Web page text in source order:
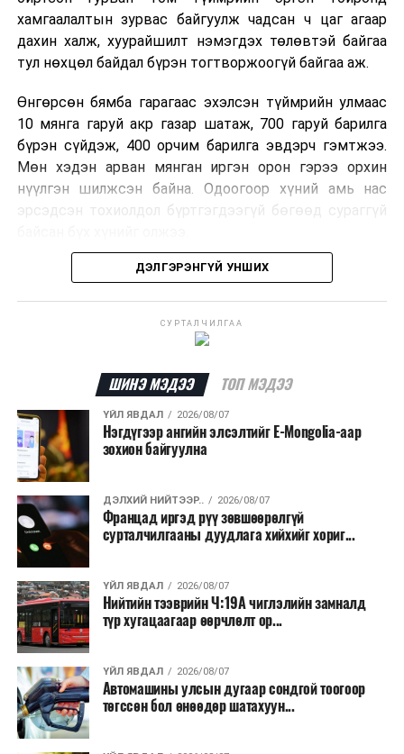
хамгаалалтын зурвас байгуулж чадсан ч цаг агаар
дахин халж, хуурайшилт нэмэгдэх төлөвтэй байгаа
тул нөхцөл байдал бүрэн тогтворжоогүй байгаа аж.
Өнгөрсөн бямба гарагаас эхэлсэн түймрийн улмаас
10 мянга гаруй акр газар шатаж, 700 гаруй барилга
бүрэн сүйдэж, 400 орчим барилга эвдэрч гэмтжээ.
Мөн хэдэн арван мянган иргэн орон гэрээ орхин
нүүлгэн шилжсэн байна. Одоогоор хүний амь нас
эрсэдсэн тохиолдол бүртгэгдээгүй бөгөөд сураггүй
Албаныхны мэдээлснээр түймрийн нэг голомтыг
шатаасан гэх үндэслэлээр эрүүгийн хэрэг үүсгэн
шалтгааныг үргэлжлүүлэн тогтоож байгаа бөгөөд
аянгын улмаас үүсээгүй гэж үзэж байгаа аж.
Одоогоор АНУ даяар 13 мужид 90 гаруй томоохон ой,
хээрийн түймэр идэвхтэй үргэлжилж байгаагийн
талаас илүү нь Орегон болон Вашингтон мужид
бүртгэгдсэн байна. Цаг уурын байгууллагууд ойрын
өдрүүдэд агаарын температур дахин огцом
нэмэгдэж, хуурайшилт эрчимжих төлөвтэй байгааг
анхааруулсан бөгөөд энэ нь гал унтраах ажиллагаанд
шинэ сорилт учруулж болзошгүйг онцолжээ.
ДЭЛГЭРЭНГҮЙ УНШИХ
СУРТАЛЧИЛГАА
ШИНЭ МЭДЭЭ ТОП МЭДЭЭ
ҮЙЛ ЯВДАЛ 2026/08/07
Нэгдүгээр ангийн элсэлтийг E-Mongolia-аар
зохион байгуулна
ДЭЛХИЙ НИЙТЭЭР.. 2026/08/07
Францад иргэд рүү зөвшөөрөлгүй
сурталчилгааны дуудлага хийхийг хориг...
ҮЙЛ ЯВДАЛ 2026/08/07
Нийтийн тээврийн Ч:19А чиглэлийн замналд
түр хугацаагаар өөрчлөлт ор...
ҮЙЛ ЯВДАЛ 2026/08/07
Автомашины улсын дугаар сондгой тоогоор
төгссөн бол өнөөдөр шатахуун...